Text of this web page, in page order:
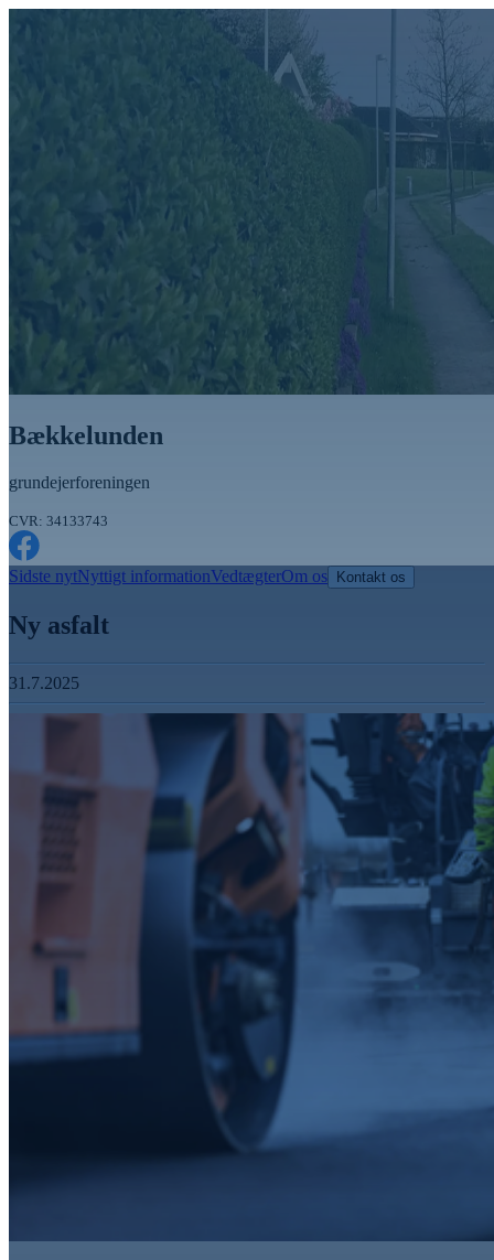
Bækkelunden
grundejerforeningen
CVR: 34133743
Sidste nytNyttigt informationVedtægterOm os Kontakt os
Ny asfalt
31.7.2025